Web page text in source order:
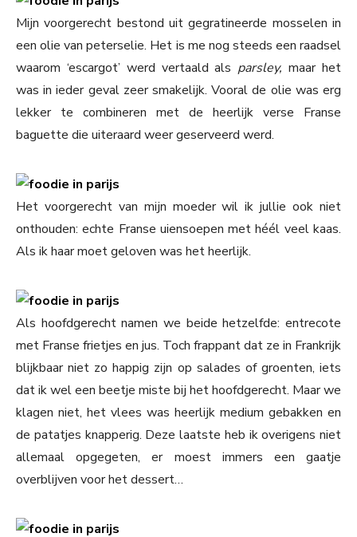
Mijn voorgerecht bestond uit gegratineerde mosselen in
een olie van peterselie. Het is me nog steeds een raadsel
waarom ‘escargot’ werd vertaald als parsley,maar het
was in ieder geval zeer smakelijk. Vooral de olie was erg
lekker te combineren met de heerlijk verse Franse
baguette die uiteraard weer geserveerd werd.
Het voorgerecht van mijn moeder wil ik jullie ook niet
onthouden: echte Franse uiensoepen met héél veel kaas.
Als ik haar moet geloven was het heerlijk.
Als hoofdgerecht namen we beide hetzelfde: entrecote
met Franse frietjes en jus. Toch frappant dat ze in Frankrijk
blijkbaar niet zo happig zijn op salades of groenten, iets
dat ik wel een beetje miste bij het hoofdgerecht. Maar we
klagen niet, het vlees was heerlijk medium gebakken en
de patatjes knapperig. Deze laatste heb ik overigens niet
allemaal opgegeten, er moest immers een gaatje
overblijven voor het dessert…